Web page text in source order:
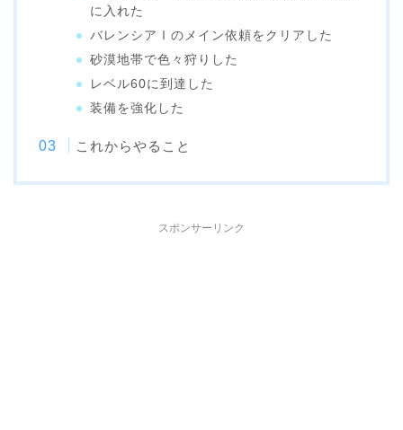
に入れた
バレンシアⅠのメイン依頼をクリアした
砂漠地帯で色々狩りした
レベル60に到達した
装備を強化した
これからやること
スポンサーリンク